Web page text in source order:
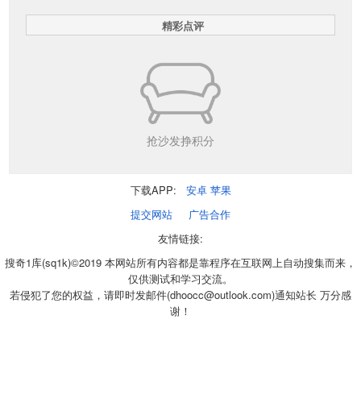
精彩点评
抢沙发挣积分
下载APP: 安卓 苹果
提交网站
广告合作
友情链接:
搜奇1库(sq1k)©2019 本网站所有内容都是靠程序在互联网上自动搜集而来，
仅供测试和学习交流。
若侵犯了您的权益，请即时发邮件(dhoocc@outlook.com)通知站长 万分感
谢！